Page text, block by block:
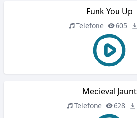
Funk You Up
Telefone 605
Medieval Jaunt
Telefone 628